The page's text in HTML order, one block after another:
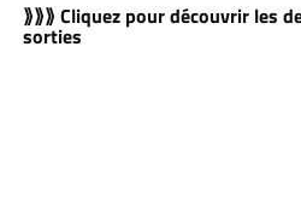
⟫⟫⟫ Cliquez pour découvrir les
sorties